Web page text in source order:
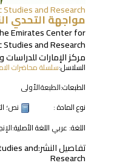
and Research
مواجهة التحدي
Emirates Center for
and Research
مركز الإمارات للدراسات
السلاسل:سلسلة محاضرات
الطبعات:الطبعةالأولى
نوع المادة :
نص؛
اللغة: عربي اللغة الأصلية:
تفاصيل النشر:and
Research